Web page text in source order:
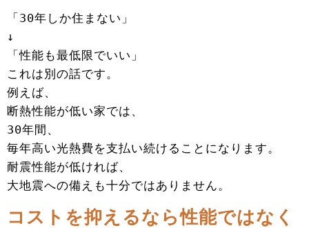
「30年しか住まない」
↓
「性能も最低限でいい」
これは別の話です。
例えば、
断熱性能が低い家では、
30年間、
毎年高い光熱費を支払い続けることになります。
耐震性能が低ければ、
大地震への備えも十分ではありません。
コストを抑えるなら性能ではなく